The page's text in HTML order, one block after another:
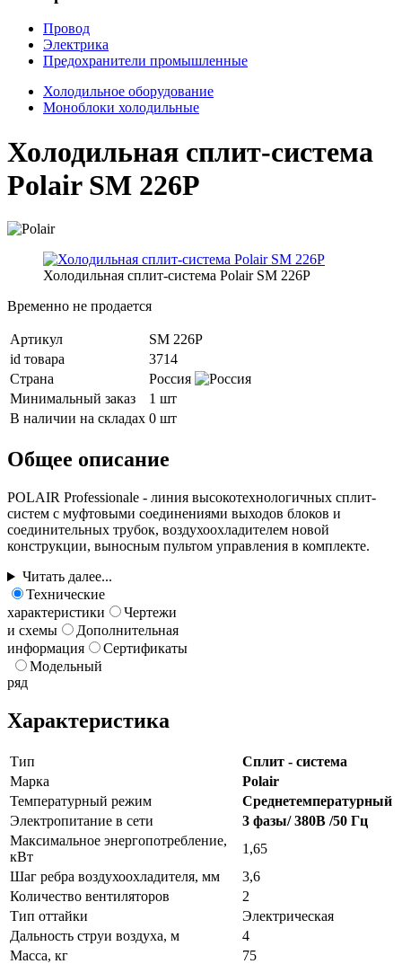
Провод
Электрика
Предохранители промышленные
Холодильное оборудование
Моноблоки холодильные
Холодильная сплит-система
Polair SM 226P
Холодильная сплит-система Polair SM 226P
Временно не продается
Артикул
SM 226P
id товара
3714
Страна
Россия
Минимальный заказ
1 шт
В наличии на складах 0 шт
Общее описание
POLAIR Professionale - линия высокотехнологичных сплит-
систем с муфтовыми соединениями выходов блоков и
соединительных трубок, воздухоохладителем новой
конструкции, выносным пультом управления в комплекте.
Читать далее...
Технические
характеристики
Чертежи
и схемы
Дополнительная
информация
Сертификаты
Модельный
ряд
Характеристика
Тип
Сплит - система
Марка
Polair
Температурный режим
Среднетемпературный
Электропитание в сети
3 фазы/ 380В /50 Гц
Максимальное энергопотребление,
кВт
1,65
Шаг ребра воздухоохладителя, мм
3,6
Количество вентиляторов
2
Тип оттайки
Электрическая
Дальность струи воздуха, м
4
Масса, кг
75